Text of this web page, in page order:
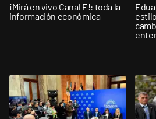
¡Mirá en vivo Canal E!: toda la
información económica